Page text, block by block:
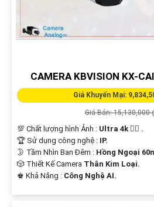
CAMERA KBVISION KX-
Giá Khuyến Mại:
Giá Bán: 15,130,000
💯 Chất lượng hình Ảnh : Ultra 4k 👍🏾 .
🏆 Sử dụng công nghệ : IP.
🌛 Tầm Nhìn Ban Đêm : Hồng Ngoại
🎲 Thiết Kế Camera Thân Kim Loại.
️♚ Khả Năng : Công Nghệ AI.